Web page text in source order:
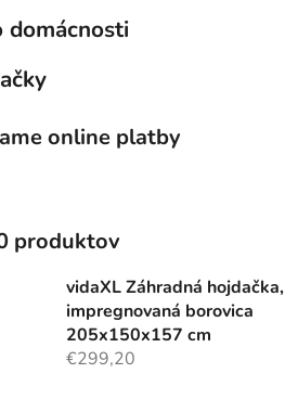
domácnosti
online platby
produktov
vidaXL Záhradná hojdačka,
impregnovaná borovica
205x150x157 cm
€299,20